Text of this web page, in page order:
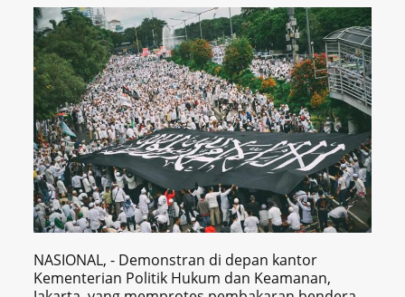
NASIONAL, - Demonstran di depan kantor
Kementerian Politik Hukum dan Keamanan,